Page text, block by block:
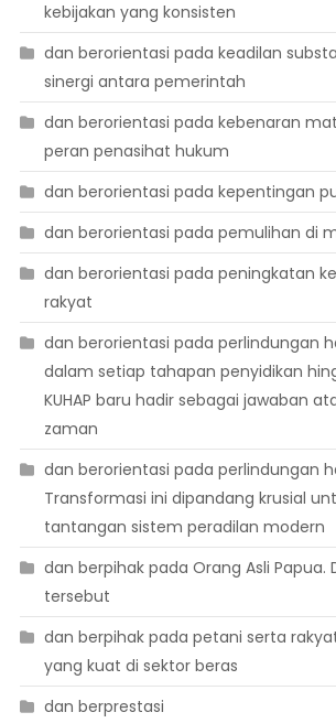
kebijakan yang konsisten
dan berorientasi pada keadilan
sinergi antara pemerintah
dan berorientasi pada kebenaran
peran penasihat hukum
dan berorientasi pada kepentingan
dan berorientasi pada pemulihan di
dan berorientasi pada peningkatan
rakyat
dan berorientasi pada perlindungan
dalam setiap tahapan penyidikan
KUHAP baru hadir sebagai jawaban
zaman
dan berorientasi pada perlindungan
Transformasi ini dipandang krusial
tantangan sistem peradilan modern
dan berpihak pada Orang Asli Papua.
tersebut
dan berpihak pada petani serta
yang kuat di sektor beras
dan berprestasi